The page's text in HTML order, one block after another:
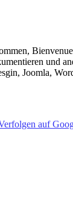
und
Joomla,